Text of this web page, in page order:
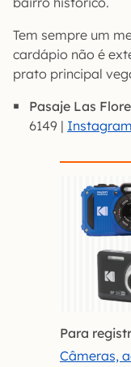
Tem sempre um
cardápio não é
prato principal
Pasaje Las
6149 | Instagram
Para
Câmeras,